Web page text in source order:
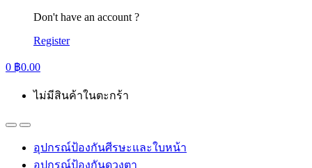
Don't have an account ?
Register
0 ฿0.00
ไม่มีสินค้าในตะกร้า
อุปกรณ์ป้องกันศีรษะและใบหน้า
อุปกรณ์ป้องกันดวงตา